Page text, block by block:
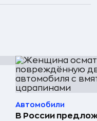
Автомобили
В России